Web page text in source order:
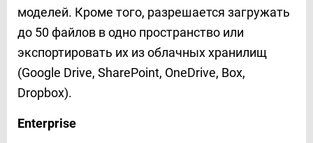
моделей. Кроме того, разрешается загружать
до 50 файлов в одно пространство или
экспортировать их из облачных хранилищ
(Google Drive, SharePoint, OneDrive, Box,
Dropbox).
Enterprise